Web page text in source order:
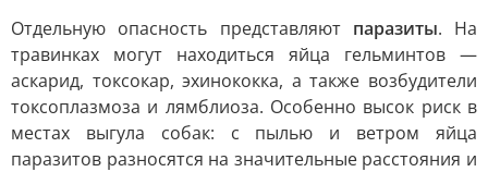
Отдельную опасность представляют паразиты. На
травинках могут находиться яйца гельминтов —
аскарид, токсокар, эхинококка, а также возбудители
токсоплазмоза и лямблиоза. Особенно высок риск в
местах выгула собак: с пылью и ветром яйца
паразитов разносятся на значительные расстояния и